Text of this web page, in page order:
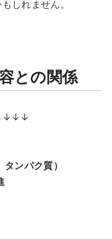
しれません。
との関係
↓↓↓
ンパク質）